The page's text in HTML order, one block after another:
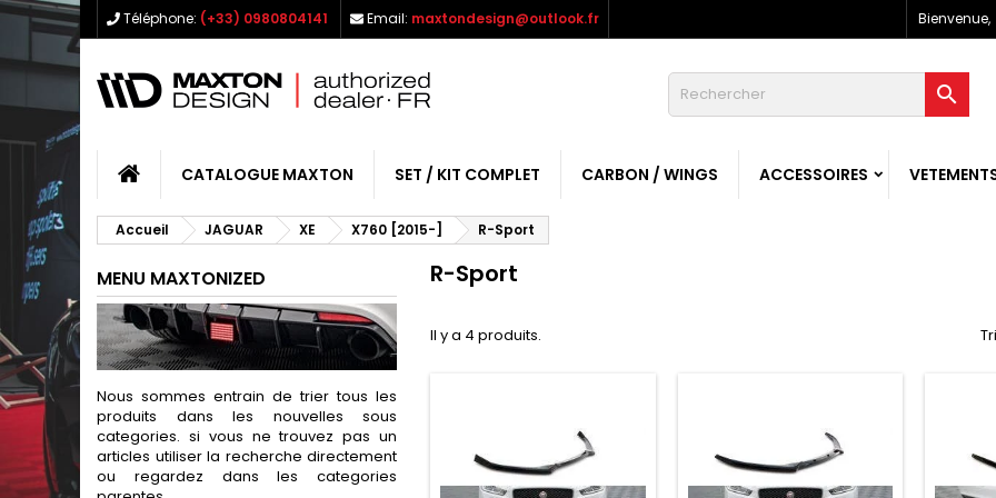
Téléphone: (+33) 0980804141 Email: maxtondesign@outlook.fr Bienvenue,

CATALOGUE MAXTON SET / KIT COMPLET CARBON / WINGS ACCESSOIRES
Accueil JAGUAR XE X760 [2015-] R-Sport
MENU MAXTONIZED
Nous sommes entrain de trier tous les
produits dans les nouvelles sous
categories. si vous ne trouvez pas un
articles utiliser la recherche directement
ou regardez dans les categories
R-Sport
Il y a 4 produits.